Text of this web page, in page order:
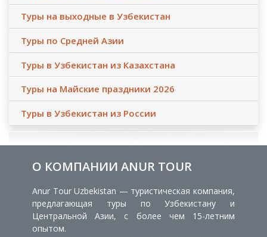
Туры на выходные в Узбекистан
Туры по Средней Азии
Туры в Узбекистан из Казахстана
Туры на Майские праздники 2026
Туры в Узбекистан из России
О КОМПАНИИ ANUR TOUR
Anur Tour Uzbekistan — туристическая компания,
предлагающая туры по Узбекистану и
Центральной Азии, с более чем 15-летним
опытом.